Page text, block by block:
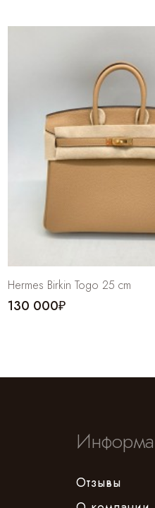
Hermes Birkin Togo 25 cm
130 000₽
Отзывы